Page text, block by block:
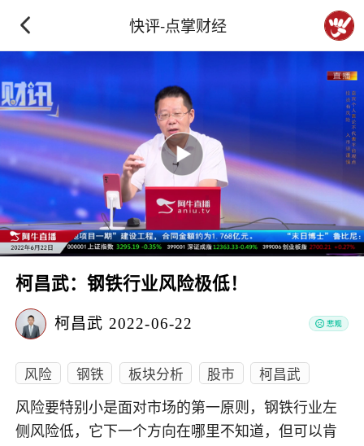
快评-点掌财经
柯昌武：钢铁行业风险极低！
柯昌武 2022-06-22
风险 钢铁 板块分析 股市 柯昌武
风险要特别小是面对市场的第一原则，钢铁行业左
侧风险低，它下一个方向在哪里不知道，但可以肯